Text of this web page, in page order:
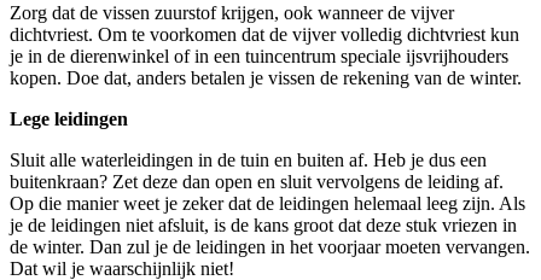
Zorg dat de vissen zuurstof krijgen, ook wanneer de vijver
dichtvriest. Om te voorkomen dat de vijver volledig dichtvriest kun
je in de dierenwinkel of in een tuincentrum speciale ijsvrijhouders
kopen. Doe dat, anders betalen je vissen de rekening van de winter.
Lege leidingen
Sluit alle waterleidingen in de tuin en buiten af. Heb je dus een
buitenkraan? Zet deze dan open en sluit vervolgens de leiding af.
Op die manier weet je zeker dat de leidingen helemaal leeg zijn. Als
je de leidingen niet afsluit, is de kans groot dat deze stuk vriezen in
de winter. Dan zul je de leidingen in het voorjaar moeten vervangen.
Dat wil je waarschijnlijk niet!